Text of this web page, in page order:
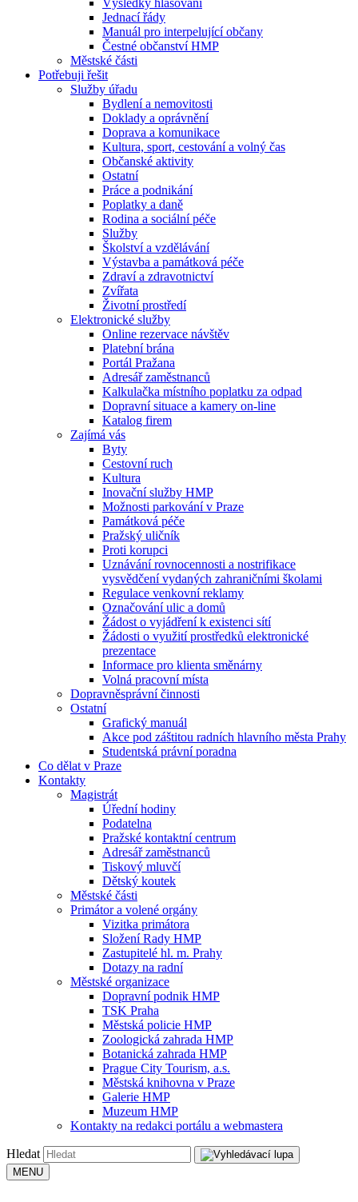
Výsledky hlasování
Jednací řády
Manuál pro interpelující občany
Čestné občanství HMP
Městské části
Potřebuji řešit
Služby úřadu
Bydlení a nemovitosti
Doklady a oprávnění
Doprava a komunikace
Kultura, sport, cestování a volný čas
Občanské aktivity
Ostatní
Práce a podnikání
Poplatky a daně
Rodina a sociální péče
Služby
Školství a vzdělávání
Výstavba a památková péče
Zdraví a zdravotnictví
Zvířata
Životní prostředí
Elektronické služby
Online rezervace návštěv
Platební brána
Portál Pražana
Adresář zaměstnanců
Kalkulačka místního poplatku za odpad
Dopravní situace a kamery on-line
Katalog firem
Zajímá vás
Byty
Cestovní ruch
Kultura
Inovační služby HMP
Možnosti parkování v Praze
Památková péče
Pražský uličník
Proti korupci
Uznávání rovnocennosti a nostrifikace
vysvědčení vydaných zahraničními školami
Regulace venkovní reklamy
Označování ulic a domů
Žádost o vyjádření k existenci sítí
Žádosti o využití prostředků elektronické
prezentace
Informace pro klienta směnárny
Volná pracovní místa
Dopravněsprávní činnosti
Ostatní
Grafický manuál
Akce pod záštitou radních hlavního města Prahy
Studentská právní poradna
Co dělat v Praze
Kontakty
Magistrát
Úřední hodiny
Podatelna
Pražské kontaktní centrum
Adresář zaměstnanců
Tiskový mluvčí
Dětský koutek
Městské části
Primátor a volené orgány
Vizitka primátora
Složení Rady HMP
Zastupitelé hl. m. Prahy
Dotazy na radní
Městské organizace
Dopravní podnik HMP
TSK Praha
Městská policie HMP
Zoologická zahrada HMP
Botanická zahrada HMP
Prague City Tourism, a.s.
Městská knihovna v Praze
Galerie HMP
Muzeum HMP
Kontakty na redakci portálu a webmastera
Hledat
MENU